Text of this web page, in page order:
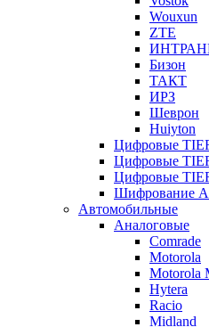
Wouxun
ZTE
Бизон
ТАКТ
ИРЗ
Шеврон
Huiyton
Цифровые
Цифровые
Цифровые
Шифрование
Автомобильные
Аналоговые
Comrade
Motorola
Motorola
Hytera
Racio
Midland